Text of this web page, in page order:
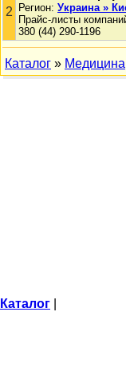
2 Регион: Украина »
Прайс-листы
380 (44) 290-1196
Каталог »
Каталог